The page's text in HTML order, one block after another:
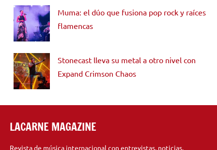
Muma: el dúo que fusiona pop rock y raíces
flamencas
Stonecast lleva su metal a otro nivel con
Expand Crimson Chaos
LACARNE MAGAZINE
Revista de música internacional con entrevistas, noticias,